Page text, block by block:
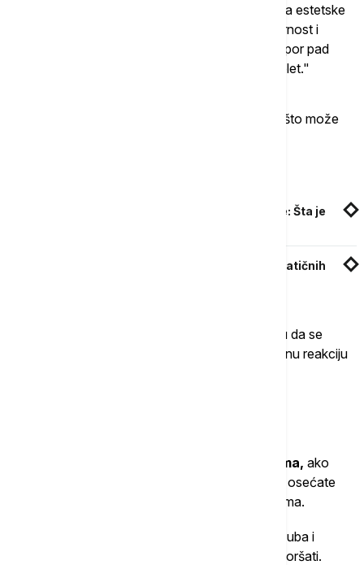
kaže doktorka Memi Ahmad, specijalistkinja estetske
medicine. "Kako starimo, postepeno gube otpornost i
sposobnost obnavljanja. Vilica prolazi kroz isti spor pad
gustine i snage koji vremenom pogađa čitav skelet."
Decenije žvakanja polako troše površine zuba, što može
Može li umetnost da uspori biološko starenje: Šta je
Revolucija u stomatologiji: Posebna grupa matičnih
"Ako se izgubi makar jedan zub, susedni počinju da se
naginju ka praznom prostoru, što pokreće lančanu reakciju
progresivno zbijanje ili razmake među zubima, ako
vam se hrana stalno zaglavljuje na istom mestu, osećate
nelagodnost u vilici ili primetite da se neki zub klima.
"To mogu biti rani znaci upale potpornog tkiva zuba i
gubitka kosti, koji se bez lečenja mogu brzo pogoršati.